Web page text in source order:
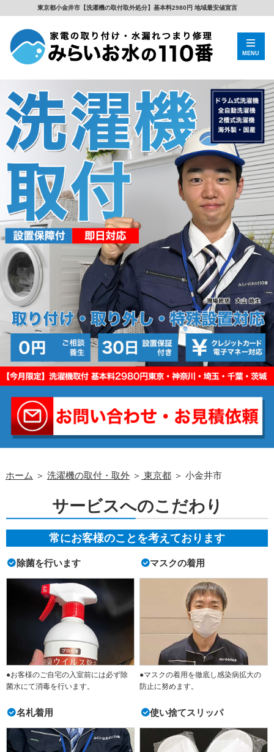
東京都小金井市【洗濯機の取付取外処分】基本料2980円 地域最安値宣言
MENU
ホーム ＞ 洗濯機の取付・取外＞ 東京都＞ 小金井市
サービスへのこだわり
常にお客様のことを考えております
除菌を行います
●お客様のご自宅の入室前には必ず除
菌水にて消毒を行います。
マスクの着用
●マスクの着用を徹底し感染病拡大の
防止に努めます。
名札着用 使い捨てスリッパ